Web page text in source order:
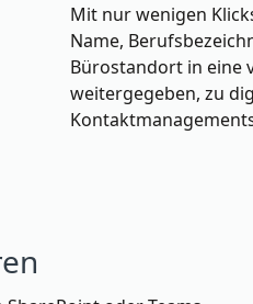
Mit nur wenigen
Name,
Bürostandort in eine
weitergegeben, zu